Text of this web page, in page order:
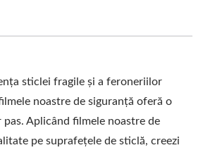
sticlei fragile și a feroneriilor
noastre de siguranță oferă o
Aplicând filmele noastre de
pe suprafețele de sticlă, creezi